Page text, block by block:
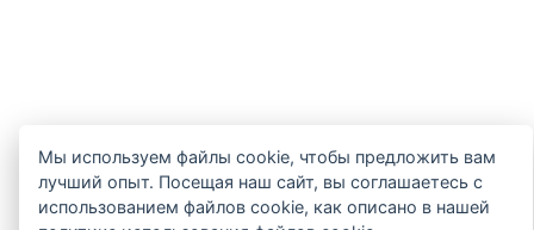
Мы используем файлы cookie, чтобы предложить вам
лучший опыт. Посещая наш сайт, вы соглашаетесь с
использованием файлов cookie, как описано в нашей